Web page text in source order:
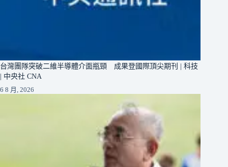
台灣團隊突破二維半導體介面瓶頸 成果登國際頂尖期刊 | 科技
| 中央社 CNA
6 8 月, 2026